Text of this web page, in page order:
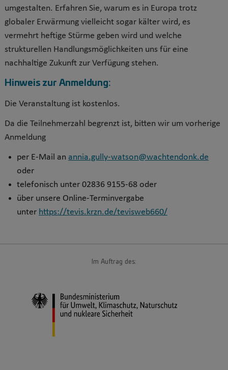
umgestalten. Erfahren Sie, warum es in Europa trotz
globaler Erwärmung vielleicht sogar kälter wird, es
vermehrt heftige Stürme geben wird und welche
strukturellen Handlungsmöglichkeiten uns für eine
nachhaltige Zukunft zur Verfügung stehen.
Hinweis zur Anmeldung:
Die Veranstaltung ist kostenlos.
Da die Teilnehmerzahl begrenzt ist, bitten wir um vorherige
Anmeldung
per E-Mail an annia.gully-watson@wachtendonk.de
oder
telefonisch unter 02836 9155-68 oder
über unsere Online-Terminvergabe
unter https://tevis.krzn.de/tevisweb660/
Im Auftrag des: